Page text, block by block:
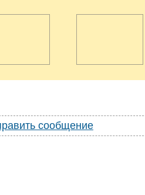
сообщение